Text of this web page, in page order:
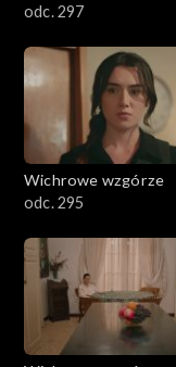
odc. 297
Wichrowe wzgórze
odc. 295